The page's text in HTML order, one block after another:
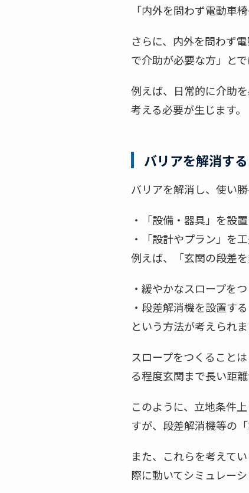
「内外を問わず電動車
さらに、内外を問わず
で介助が必要な方」と
例えば、日常的に介助
考える必要が生じます。
バリアを解消す
バリアを解消し、使い
・「設備・器具」を設
・「設計やプラン」を
例えば、「玄関の段差
・緩やかなスロープを
・段差解消機を設置する
という方法が考えられま
スロープをつくること
る程度玄関まで長い距離
このように、立地条件
すが、段差解消機等の
また、これらを考えて
際に動いてシミュレー